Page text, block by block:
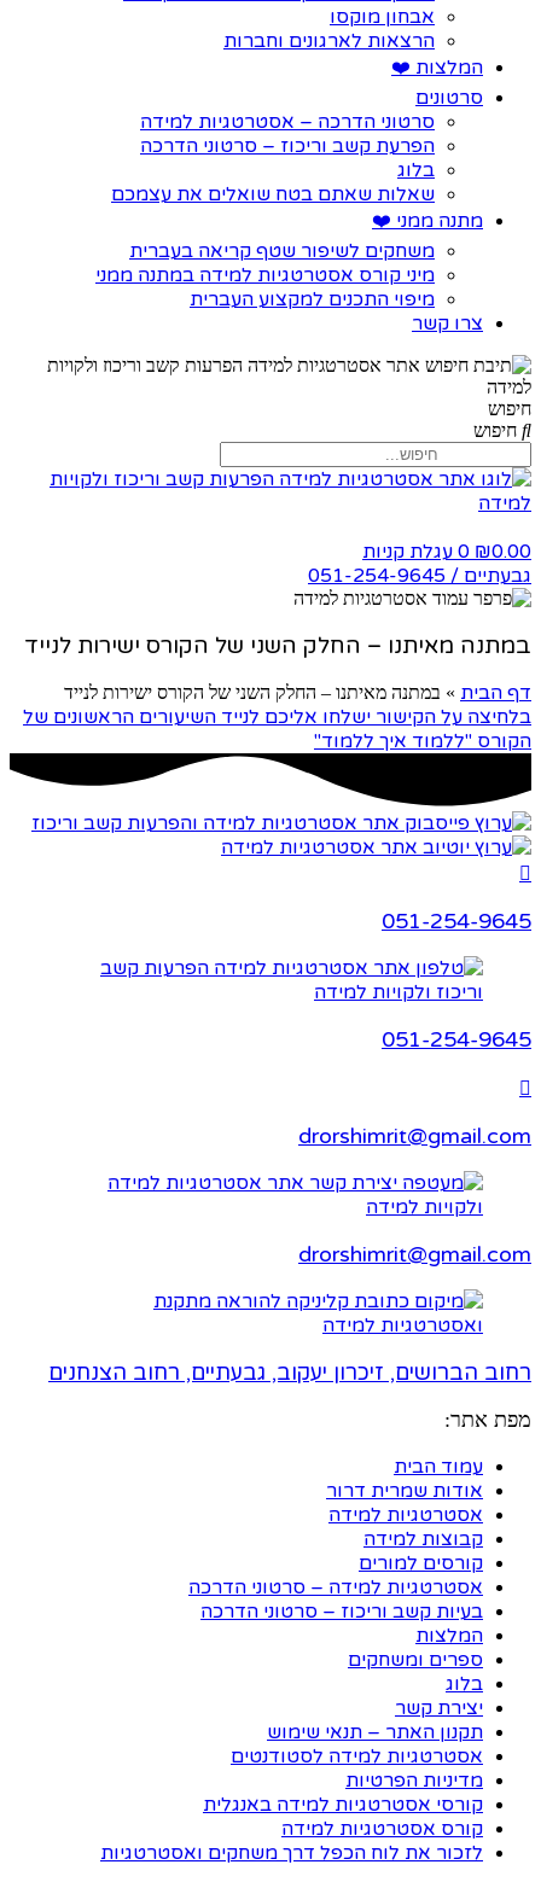
אבחון מוקסו
הרצאות לארגונים וחברות
המלצות ❤️
סרטונים
סרטוני הדרכה – אסטרטגיות למידה
הפרעת קשב וריכוז – סרטוני הדרכה
בלוג
שאלות שאתם בטח שואלים את עצמכם
מתנה ממני ❤️
משחקים לשיפור שטף קריאה בעברית
מיני קורס אסטרטגיות למידה במתנה ממני
מיפוי התכנים למקצוע העברית
צרו קשר
חיפוש
חיפוש
₪0.00
0 עגלת קניות
גבעתיים / 051-254-9645
במתנה מאיתנו – החלק השני של הקורס ישירות לנייד
דף הבית » במתנה מאיתנו – החלק השני של הקורס ישירות לנייד
בלחיצה על הקישור ישלחו אליכם לנייד השיעורים הראשונים של
הקורס "ללמוד איך ללמוד"
051-254-9645
051-254-9645
drorshimrit@gmail.com
drorshimrit@gmail.com​
רחוב הברושים, זיכרון יעקוב, גבעתיים, רחוב הצנחנים
מפת אתר:
עמוד הבית
אודות שמרית דרור
אסטרטגיות למידה
קבוצות למידה
קורסים למורים
אסטרטגיות למידה – סרטוני הדרכה
בעיות קשב וריכוז – סרטוני הדרכה
המלצות
ספרים ומשחקים
בלוג
יצירת קשר
תקנון האתר – תנאי שימוש
אסטרטגיות למידה לסטודנטים
מדיניות הפרטיות
קורסי אסטרטגיות למידה באנגלית
קורס אסטרטגיות למידה
לזכור את לוח הכפל דרך משחקים ואסטרטגיות